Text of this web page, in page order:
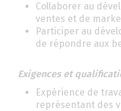
Collaborer au
ventes et de
Participer au
de répondre aux
Exigences et
Expérience de
représentant des